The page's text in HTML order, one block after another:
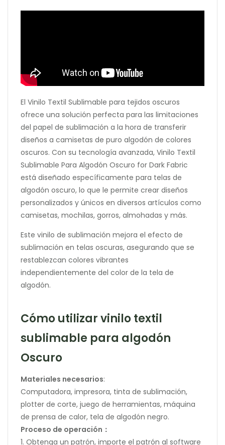
El Vinilo Textil Sublimable para tejidos oscuros
ofrece una solución perfecta para las limitaciones
del papel de sublimación a la hora de transferir
diseños a camisetas de puro algodón de colores
oscuros. Con su tecnología avanzada, Vinilo Textil
Sublimable Para Algodón Oscuro for Dark Fabric
está diseñado específicamente para telas de
algodón oscuro, lo que le permite crear diseños
personalizados y únicos en diversos artículos como
camisetas, mochilas, gorros, almohadas y más.
Este vinilo de sublimación mejora el efecto de
sublimación en telas oscuras, asegurando que se
restablezcan colores vibrantes
independientemente del color de la tela de
algodón.
Cómo utilizar vinilo textil
sublimable para algodón
Oscuro
Materiales necesarios:
Computadora, impresora, tinta de sublimación,
plotter de corte, juego de herramientas, máquina
de prensa de calor, tela de algodón negro.
Proceso de operación：
1. Obtenga un patrón, importe el patrón al software